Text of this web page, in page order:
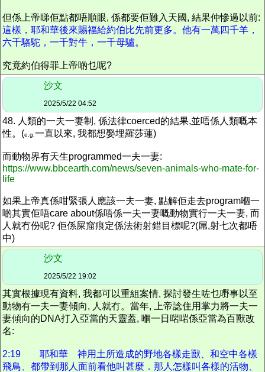
但係上帝睇佢點都唔順眼, 係都要佢難入天國, 結果仲慘過以前:
這樣，耶和華後來賜福給約伯比先前更多。他有一萬四千羊，
六千駱駝，一千對牛，一千母驢。
究竟約伯得罪上帝啲乜呢?
沙文
2025/5/22 04:52
48. 人類的一夫一妻制, 係法律coerced的結果,並唔係人類嘅本
性。(e.g. 一直 以來, 我都想娶埋羅莎蓮)
而動物界有天生programmed一夫一妻:
https://www.bbcearth.com/news/seven-animals-who-mate-for-
life
如果上帝真係咁緊張人應該一夫一妻, 點解佢走去program嗰一
啲其實佢唔care about係唔係一夫一妻嘅動物實行一夫一妻, 而
人就冇份呢? 佢係屎窟痕定係法術射錯目標呢?(屌,射七次都唔
中)
沙文
2025/5/22 19:02
其實根據現有資料, 我都可以重組案情, 探討發生咗乜嘢事以至
動物有一夫一妻傾向, 人就冇。當年, 上帝諗住用掌力將一夫一
妻傾向的DNA打入亞當的天靈蓋, 嗰一日啱啱係亞當為百獸改
名:
2:19 耶和華 神用土所造成的野地各樣走獸、和空中各樣
飛鳥、都帶到那人面前看他叫甚麼．那人怎樣叫各樣的活物、